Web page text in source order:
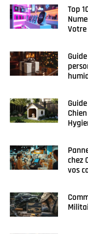
Top
chez
vos